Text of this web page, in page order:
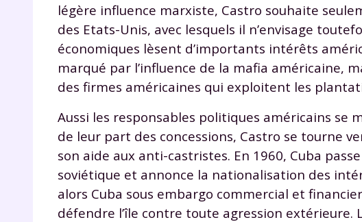
légère influence marxiste, Castro souhaite
des Etats-Unis, avec lesquels il n’envisage
économiques lèsent d’importants intérêts
marqué par l’influence de la mafia américaine,
des firmes américaines qui exploitent les
Aussi les responsables politiques américains
de leur part des concessions, Castro se tourne
son aide aux anti-castristes. En 1960, Cuba
soviétique et annonce la nationalisation des
alors Cuba sous embargo commercial et
défendre l’île contre toute agression extérieure.